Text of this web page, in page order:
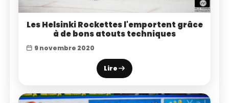
Les Helsinki Rockettes l'emportent grâce
à de bons atouts techniques
9 novembre 2020
Lire